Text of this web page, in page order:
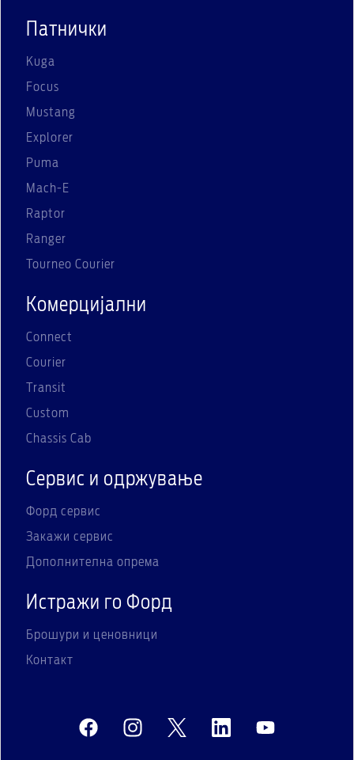
Патнички
Kuga
Focus
Mustang
Explorer
Puma
Mach-E
Raptor
Ranger
Tourneo Courier
Комерцијални
Connect
Courier
Transit
Custom
Chassis Cab
Сервис и одржување
Форд сервис
Закажи сервис
Дополнителна опрема
Истражи го Форд
Брошури и ценовници
Контакт